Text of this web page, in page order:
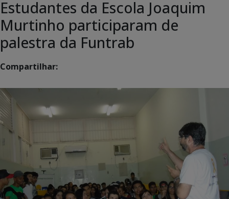
Estudantes da Escola Joaquim
Murtinho participaram de
palestra da Funtrab
Compartilhar: